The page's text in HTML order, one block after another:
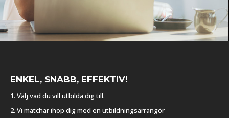
ENKEL, SNABB, EFFEKTIV!
1. Välj vad du vill utbilda dig till.
2. Vi matchar ihop dig med en utbildningsarrangör